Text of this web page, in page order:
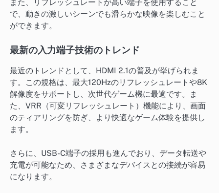
また、リフレッシュレートが高い端子を使用すること
で、動きの激しいシーンでも滑らかな映像を楽しむこと
ができます。
最新の入力端子技術のトレンド
最近のトレンドとして、HDMI 2.1の普及が挙げられま
す。この規格は、最大120Hzのリフレッシュレートや8K
解像度をサポートし、次世代ゲーム機に最適です。ま
た、VRR（可変リフレッシュレート）機能により、画面
のティアリングを防ぎ、より快適なゲーム体験を提供し
ます。
さらに、USB-C端子の採用も進んでおり、データ転送や
充電が可能なため、さまざまなデバイスとの接続が容易
になります。